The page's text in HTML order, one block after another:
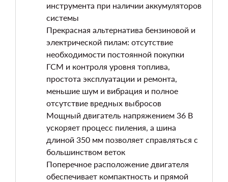
инструмента при наличии аккумуляторов
системы
Прекрасная альтернатива бензиновой и
электрической пилам: отсутствие
необходимости постоянной покупки
ГСМ и контроля уровня топлива,
простота эксплуатации и ремонта,
меньшие шум и вибрация и полное
отсутствие вредных выбросов
Мощный двигатель напряжением 36 В
ускоряет процесс пиления, а шина
длиной 350 мм позволяет справляться с
большинством веток
Поперечное расположение двигателя
обеспечивает компактность и прямой